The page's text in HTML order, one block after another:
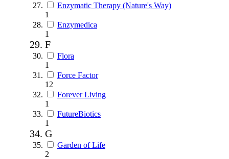
Enzymatic Therapy (Nature's Way)
1
Enzymedica
1
F
Flora
1
Force Factor
12
Forever Living
1
FutureBiotics
1
G
Garden of Life
2